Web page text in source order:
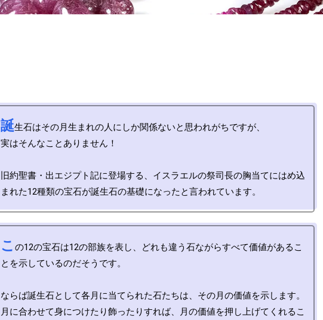
誕生石はその月生まれの人にしか関係ないと思われがちですが、
実はそんなことありません！
旧約聖書・出エジプト記に登場する、イスラエルの祭司長の胸当てにはめ込
こ の12の宝石は12の部族を表し、どれも違う石ながらすべて価値があるこ
とを示しているのだそうです。
ならば誕生石として各月に当てられた石たちは、その月の価値を示します。
月に合わせて身につけたり飾ったりすれば、月の価値を押し上げてくれるこ